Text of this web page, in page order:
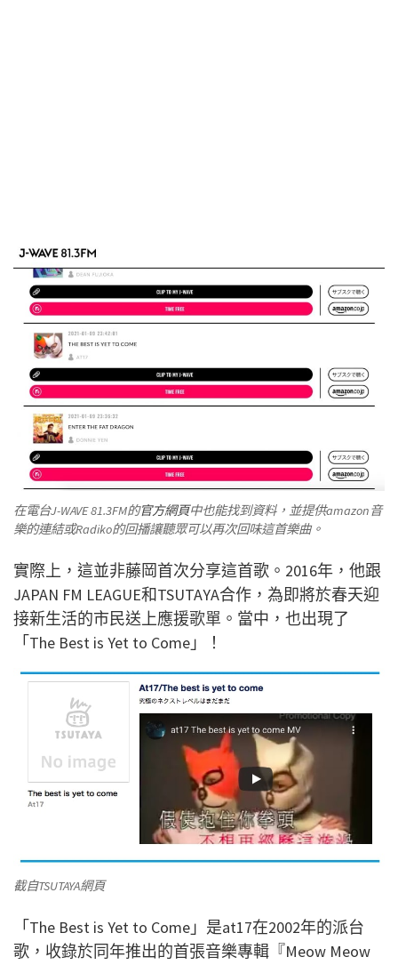
在電台J-WAVE 81.3FM的官方網頁中也能找到資料，並提供amazon音
樂的連結或Radiko的回播讓聽眾可以再次回味這首樂曲。
實際上，這並非藤岡首次分享這首歌。2016年，他跟
JAPAN FM LEAGUE和TSUTAYA合作，為即將於春天迎
接新生活的市民送上應援歌單 。當中，也出現了
「The Best is Yet to Come」！
截自TSUTAYA網頁
「The Best is Yet to Come」是at17在2002年的派台
歌，收錄於同年推出的首張音樂專輯『Meow Meow